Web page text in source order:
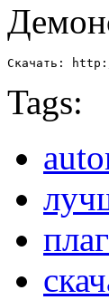
Скачать:
Tags: